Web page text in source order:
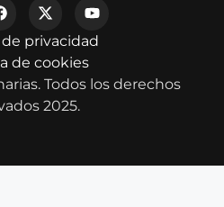
Todos los derechos
2025.
privacidad
de cookies